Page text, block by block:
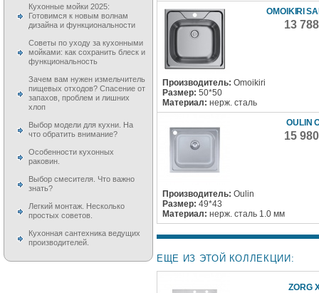
OMOIKIRI
13
Производитель: Omoikiri
Размер: 50*50
Материал: нерж. сталь
OULIN
15
Производитель: Oulin
Размер: 49*43
Материал: нерж. сталь 1.0 мм
ЕЩЕ ИЗ ЭТОЙ КОЛЛЕКЦИИ:
ZORG
Кухонные мойки 2025:
Готовимся к новым волнам
дизайна и функциональности
Советы по уходу за кухонными
мойками: как сохранить блеск и
функциональность
Зачем вам нужен измельчитель
пищевых отходов? Спасение от
запахов, проблем и лишних
хлоп
Выбор модели для кухни. На
что обратить внимание?
Особенности кухонных
раковин.
Выбор смесителя. Что важно
знать?
Легкий монтаж. Несколько
простых советов.
Кухонная сантехника ведущих
производителей.